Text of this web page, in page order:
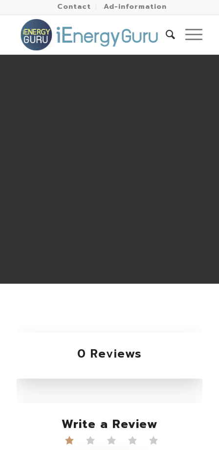
Contact Ad-information
0 Reviews
Write a Review